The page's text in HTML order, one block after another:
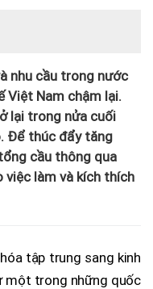
nhu cầu trong nước
Việt Nam chậm lại.
lại trong nửa cuối
Để thúc đẩy tăng
cầu thông qua
việc làm và kích thích
tập trung sang kinh
một trong những quốc